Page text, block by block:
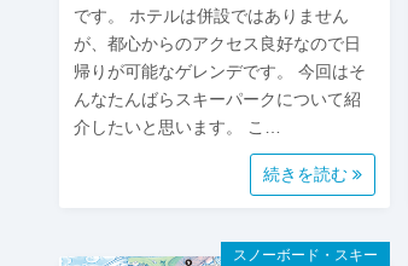
です。 ホテルは併設ではありません
が、都心からのアクセス良好なので日
帰りが可能なゲレンデです。 今回はそ
んなたんばらスキーパークについて紹
介したいと思います。 こ…
続きを読む
スノーボード・スキー